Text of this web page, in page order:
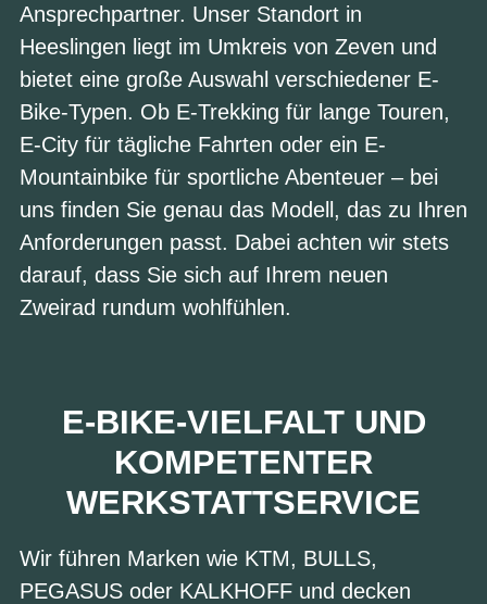
Ansprechpartner. Unser Standort in
Heeslingen liegt im Umkreis von Zeven und
bietet eine große Auswahl verschiedener E-
Bike-Typen. Ob E-Trekking für lange Touren,
E-City für tägliche Fahrten oder ein E-
Mountainbike für sportliche Abenteuer – bei
uns finden Sie genau das Modell, das zu Ihren
Anforderungen passt. Dabei achten wir stets
darauf, dass Sie sich auf Ihrem neuen
Zweirad rundum wohlfühlen.
E-BIKE-VIELFALT UND
KOMPETENTER
WERKSTATTSERVICE
Wir führen Marken wie KTM, BULLS,
PEGASUS oder KALKHOFF und decken